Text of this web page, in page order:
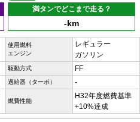
満タンでどこまで走る？
-km
使用燃料
エンジン
レギュラー
ガソリン
駆動方式 FF
過給器（ターボ） -
燃費性能
H32年度燃費基準
+10%達成